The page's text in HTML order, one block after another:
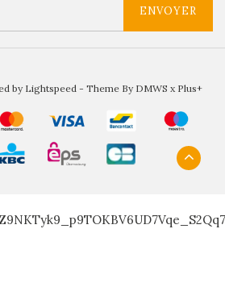
ENVOYER
by Lightspeed - Theme By DMWS x Plus+